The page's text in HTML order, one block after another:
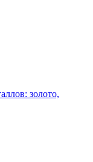
золото,